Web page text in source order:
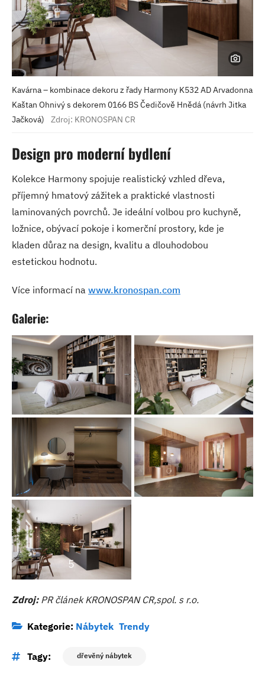
Kavárna – kombinace dekoru z řady Harmony K532 AD Arvadonna
Kaštan Ohnivý s dekorem 0166 BS Čedičově Hnědá (návrh Jitka
Jačková)
Zdroj: KRONOSPAN CR
Design pro moderní bydlení
Kolekce Harmony spojuje realistický vzhled dřeva,
příjemný hmatový zážitek a praktické vlastnosti
laminovaných povrchů. Je ideální volbou pro kuchyně,
ložnice, obývací pokoje i komerční prostory, kde je
kladen důraz na design, kvalitu a dlouhodobou
estetickou hodnotu.
Více informací na www.kronospan.com
Galerie:
5
Zdroj:PR článek KRONOSPAN CR,spol. s r.o.
Kategorie: Nábytek Trendy
Tagy: dřevěný nábytek